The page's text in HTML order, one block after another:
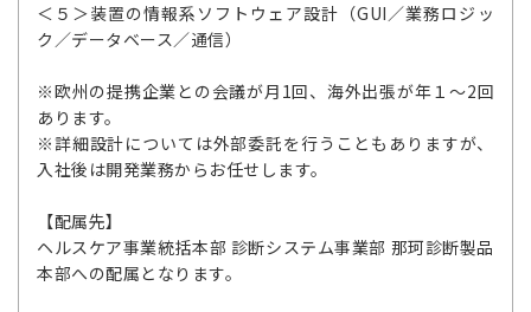
＜５＞装置の情報系ソフトウェア設計（GUI／業務ロジッ
ク／データベース／通信）
※欧州の提携企業との会議が月1回、海外出張が年１～2回
あります。
※詳細設計については外部委託を行うこともありますが、
入社後は開発業務からお任せします。
【配属先】
ヘルスケア事業統括本部 診断システム事業部 那珂診断製品
本部への配属となります。